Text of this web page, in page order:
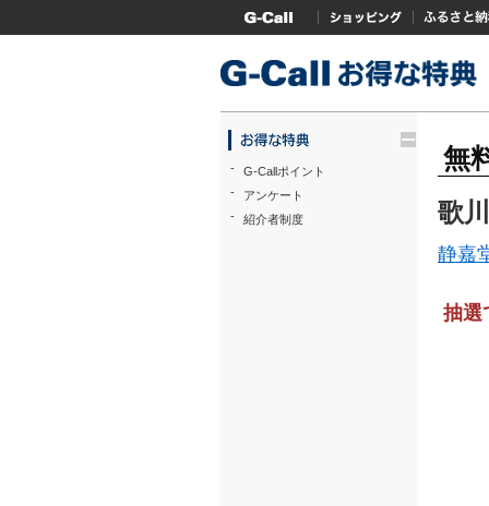
trigger
-
G-Callポイント
-
アンケート
-
紹介者制度
無
歌
静嘉
抽